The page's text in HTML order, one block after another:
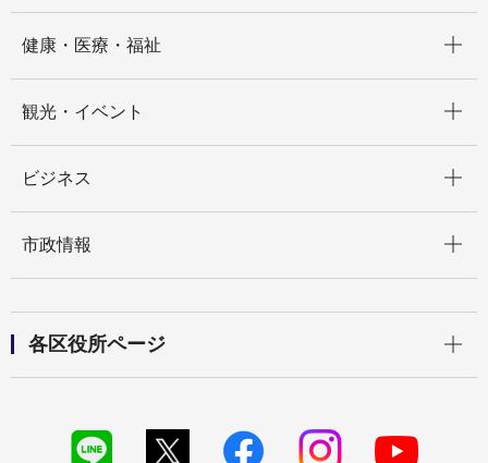
健康・医療・福祉
観光・イベント
ビジネス
市政情報
各区役所ページ